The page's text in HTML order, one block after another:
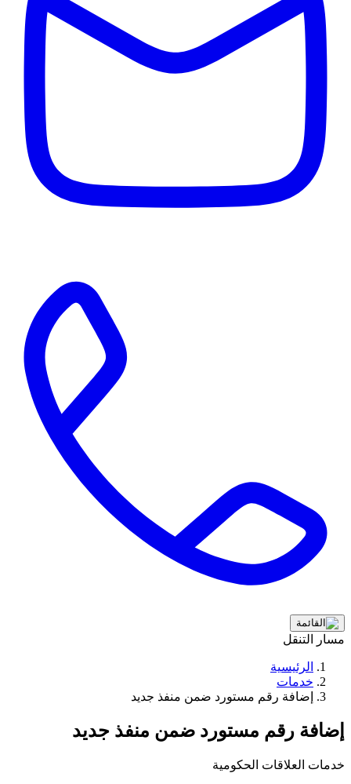
مسار التنقل
الرئيسية
خدمات
إضافة رقم مستورد ضمن منفذ جديد
إضافة رقم مستورد ضمن منفذ جديد
خدمات العلاقات الحكومية